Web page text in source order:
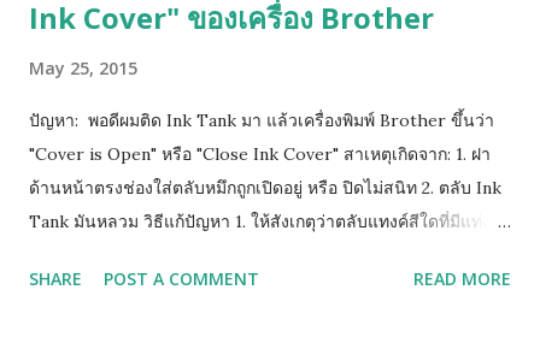
Ink Cover" ของเครื่อง Brother
May 25, 2015
ปัญหา: พอดีผมติด Ink Tank มา แล้วเครื่องพิมพ์ Brother ขึ้นว่า
"Cover is Open" หรือ "Close Ink Cover" สาเหตุเกิดจาก: 1. ฝา
ด้านหน้าตรงช่องใส่ตลับหมึกถูกเปิดอยู่ หรือ ปิดไม่สนิท 2. ตลับ Ink
Tank มันหลวม วิธีแก้ปัญหา 1. ให้สังเกตุว่าตลับแทงค์สีใดที่มีแท่ง
ฐานตลับแทงค์สีนั้น 2. หากยังฟ้องคำสั่งเดิมให้ถอดตลับทั้งหมดออก
SHARE POST A COMMENT READ MORE